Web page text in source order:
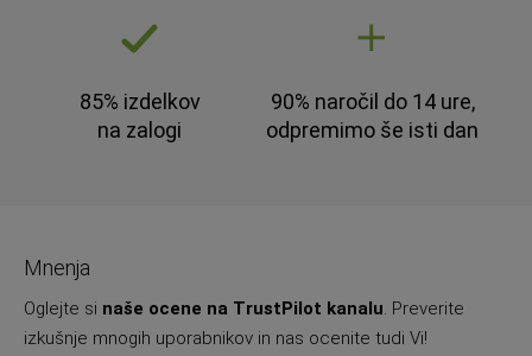
85% izdelkov
na zalogi
90% naročil do 14 ure,
odpremimo še isti dan
Mnenja
Oglejte si naše ocene na TrustPilot kanalu. Preverite
izkušnje mnogih uporabnikov in nas ocenite tudi Vi!